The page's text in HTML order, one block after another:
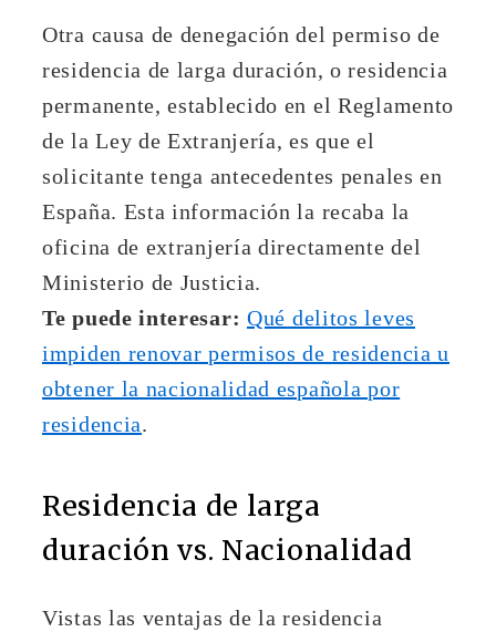
Otra causa de denegación del permiso de
residencia de larga duración, o residencia
permanente, establecido en el Reglamento
de la Ley de Extranjería, es que el
solicitante tenga antecedentes penales en
España. Esta información la recaba la
oficina de extranjería directamente del
Ministerio de Justicia.
Te puede interesar: Qué delitos leves
impiden renovar permisos de residencia u
obtener la nacionalidad española por
residencia.
Residencia de larga
duración vs. Nacionalidad
Vistas las ventajas de la residencia